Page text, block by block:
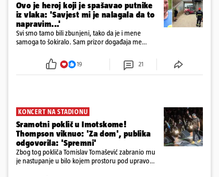
Ovo je heroj koji je spašavao putnike
iz vlaka: 'Savjest mi je nalagala da to
napravim...'
Svi smo tamo bili zbunjeni, tako da je i mene
samoga to šokiralo. Sam prizor događaja me
19 21
KONCERT NA STADIONU
Sramotni poklič u Imotskome!
Thompson viknuo: 'Za dom', publika
odgovorila: 'Spremni'
Zbog tog pokliča Tomislav Tomašević zabranio mu
je nastupanje u bilo kojem prostoru pod upravom